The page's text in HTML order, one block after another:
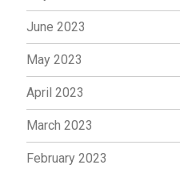
June 2023
May 2023
April 2023
March 2023
February 2023